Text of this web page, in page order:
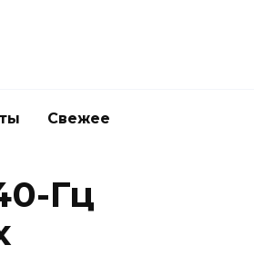
Свежее
Гц